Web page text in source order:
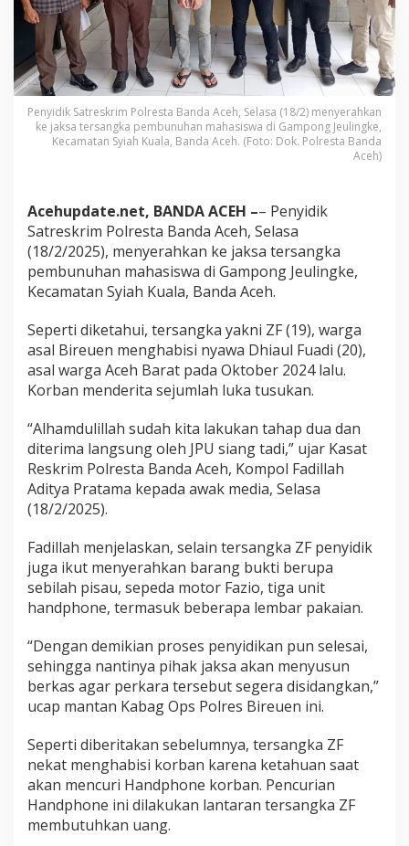
s
w
a
d
i
J
e
n
g
k
e
D
i
r
a
h
k
k
e
J
a
,
T
e
r
a
c
a
m
0
a
h
u
n
P
e
Penyidik Satreskrim Polresta Banda Aceh, Selasa (18/2) menyerahkan
ke jaksa tersangka pembunuhan mahasiswa di Gampong Jeulingke,
Kecamatan Syiah Kuala, Banda Aceh. (Foto: Dok. Polresta Banda
Aceh)
Acehupdate.net, BANDA ACEH –– Penyidik
Satreskrim Polresta Banda Aceh, Selasa
(18/2/2025), menyerahkan ke jaksa tersangka
pembunuhan mahasiswa di Gampong Jeulingke,
Kecamatan Syiah Kuala, Banda Aceh.
Seperti diketahui, tersangka yakni ZF (19), warga
asal Bireuen menghabisi nyawa Dhiaul Fuadi (20),
asal warga Aceh Barat pada Oktober 2024 lalu.
Korban menderita sejumlah luka tusukan.
“Alhamdulillah sudah kita lakukan tahap dua dan
diterima langsung oleh JPU siang tadi,” ujar Kasat
Reskrim Polresta Banda Aceh, Kompol Fadillah
Aditya Pratama kepada awak media, Selasa
(18/2/2025).
Fadillah menjelaskan, selain tersangka ZF penyidik
juga ikut menyerahkan barang bukti berupa
sebilah pisau, sepeda motor Fazio, tiga unit
handphone, termasuk beberapa lembar pakaian.
“Dengan demikian proses penyidikan pun selesai,
sehingga nantinya pihak jaksa akan menyusun
berkas agar perkara tersebut segera disidangkan,”
ucap mantan Kabag Ops Polres Bireuen ini.
Seperti diberitakan sebelumnya, tersangka ZF
nekat menghabisi korban karena ketahuan saat
akan mencuri Handphone korban. Pencurian
Handphone ini dilakukan lantaran tersangka ZF
membutuhkan uang.